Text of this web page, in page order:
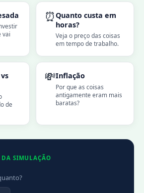
vai
⏰Quanto custa em
horas?
Veja o preço das coisas
em tempo de trabalho.
de
💸Inflação
Por que as coisas
antigamente eram mais
baratas?
DA SIMULAÇÃO